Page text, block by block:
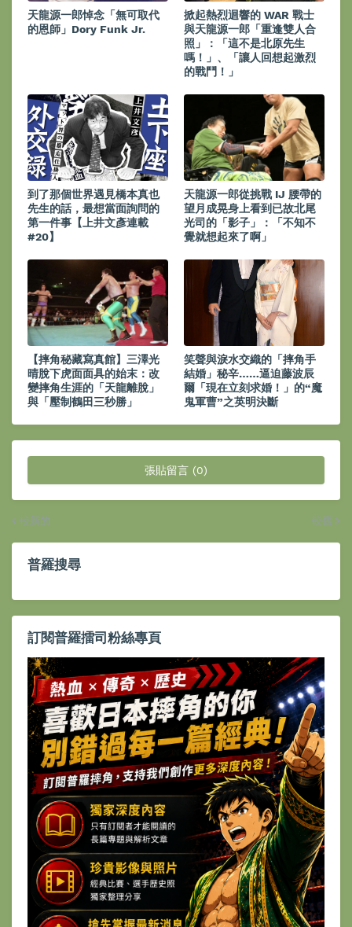
天龍源一郎悼念「無可取代
的恩師」Dory Funk Jr.
掀起熱烈迴響的 WAR 戰士
與天龍源一郎「重逢雙人合
照」：「這不是北原先生
嗎！」、「讓人回想起激烈
的戰鬥！」
到了那個世界遇見橋本真也
先生的話，最想當面詢問的
第一件事【上井文彥連載
#20】
天龍源一郎從挑戰 IJ 腰帶的
望月成晃身上看到已故北尾
光司的「影子」：「不知不
覺就想起來了啊」
【摔角秘藏寫真館】三澤光
晴脫下虎面面具的始末：改
變摔角生涯的「天龍離脫」
與「壓制鶴田三秒勝」
笑聲與淚水交織的「摔角手
結婚」秘辛……逼迫藤波辰
爾「現在立刻求婚！」的“魔
鬼軍曹”之英明決斷
張貼留言 (0)
較新的 較舊
普羅搜尋
訂閱普羅擂司粉絲專頁